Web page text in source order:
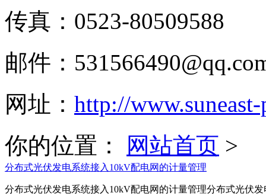
传真：0523-80509588
邮件：
网址： http://
你的位置：
网站首页 >
分布式光伏发电系统接入10kV配电网的计量管理
分布式光伏发电系统接入10kV配电网的计量管理分布式光伏